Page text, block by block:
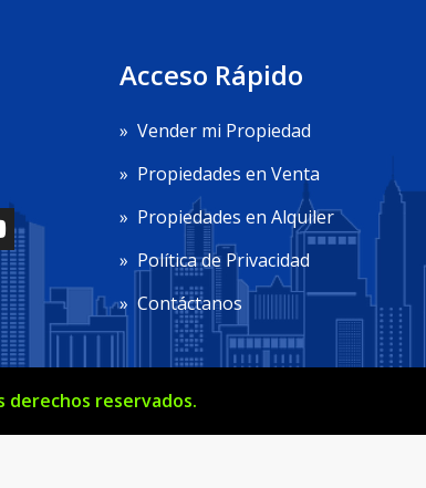
Acceso Rápido
» Vender mi Propiedad
» Propiedades en Venta
» Propiedades en Alquiler
» Política de Privacidad
» Contáctanos
derechos reservados.